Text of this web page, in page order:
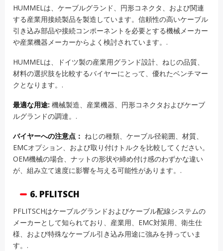
HUMMELは、ケーブルグランド、円形コネクタ、および関連
する産業用接続製品を製造しています。信頼性の高いケーブル
引き込み部品や接続コンポーネントを必要とする機械メーカー
や産業機器メーカーからよく検討されています。.
HUMMELは、ドイツ製の産業用グランド設計、ねじの品質、
材料の選択肢を比較するバイヤーにとって、優れたベンチマー
クとなります。.
最適な用途: 機械製造、産業機器、円形コネクタおよびケーブ
ルグランドの調達。.
バイヤーへの注意点： ねじの種類、ケーブル径範囲、材質、
EMCオプション、および取り付けトルクを比較してください。
OEM機械の場合、ナットの形状や締め付け感のわずかな違い
が、組み立て速度に影響を与える可能性があります。.
6. PFLITSCH
PFLITSCHはケーブルグランドおよびケーブル配線システムの
メーカーとして知られており、産業用、EMC対策用、衛生仕
様、および特殊なケーブル引き込み用途に強みを持っていま
す。.